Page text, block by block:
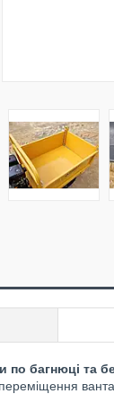
по багнюці та